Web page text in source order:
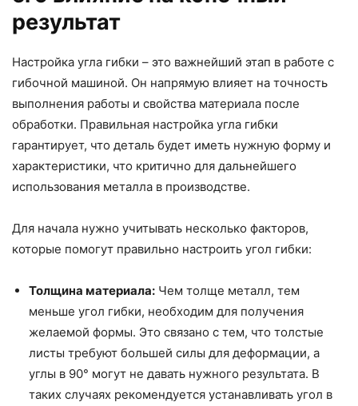
результат
Настройка угла гибки – это важнейший этап в работе с
гибочной машиной. Он напрямую влияет на точность
выполнения работы и свойства материала после
обработки. Правильная настройка угла гибки
гарантирует, что деталь будет иметь нужную форму и
характеристики, что критично для дальнейшего
использования металла в производстве.
Для начала нужно учитывать несколько факторов,
которые помогут правильно настроить угол гибки:
Толщина материала: Чем толще металл, тем
меньше угол гибки, необходим для получения
желаемой формы. Это связано с тем, что толстые
листы требуют большей силы для деформации, а
углы в 90° могут не давать нужного результата. В
таких случаях рекомендуется устанавливать угол в